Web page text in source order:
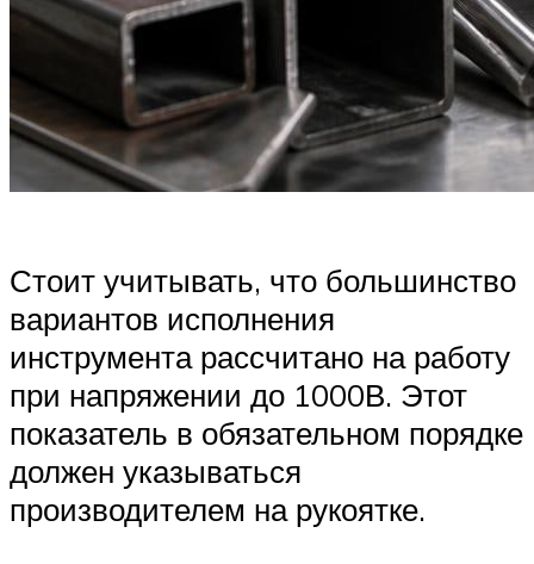
Стоит учитывать, что большинство
вариантов исполнения
инструмента рассчитано на работу
при напряжении до 1000В. Этот
показатель в обязательном порядке
должен указываться
производителем на рукоятке.